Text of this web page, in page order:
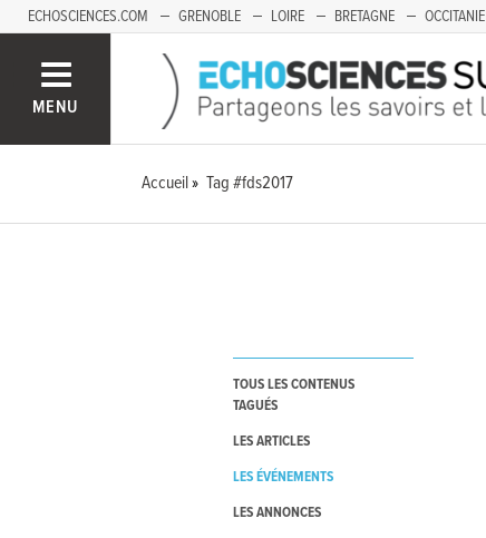
ECHOSCIENCES.COM GRENOBLE LOIRE BRETAGNE OCCITANIE
MENU
Accueil Tag #fds2017
TOUS LES CONTENUS
TAGUÉS
LES ARTICLES
LES ÉVÉNEMENTS
LES ANNONCES